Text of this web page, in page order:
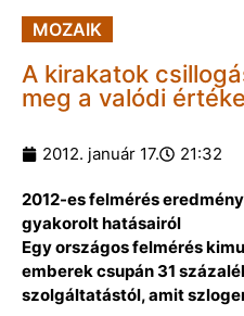
MOZAIK
A kirakatok
meg a valódi
2012. január 17. 21:32
2012-es felmérés
gyakorolt hatásairól
Egy országos felmérés
emberek csupán 31
szolgáltatástól, amit